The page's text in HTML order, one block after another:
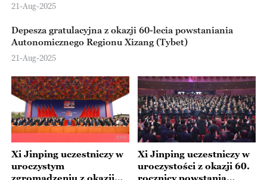
21-Aug-2025
Depesza gratulacyjna z okazji 60-lecia powstaniania
Autonomicznego Regionu Xizang (Tybet)
21-Aug-2025
Xi Jinping uczestniczy w
uroczystym
zgromadzeniu z okazji
Xi Jinping uczestniczy w
uroczystości z okazji 60.
rocznicy powstania